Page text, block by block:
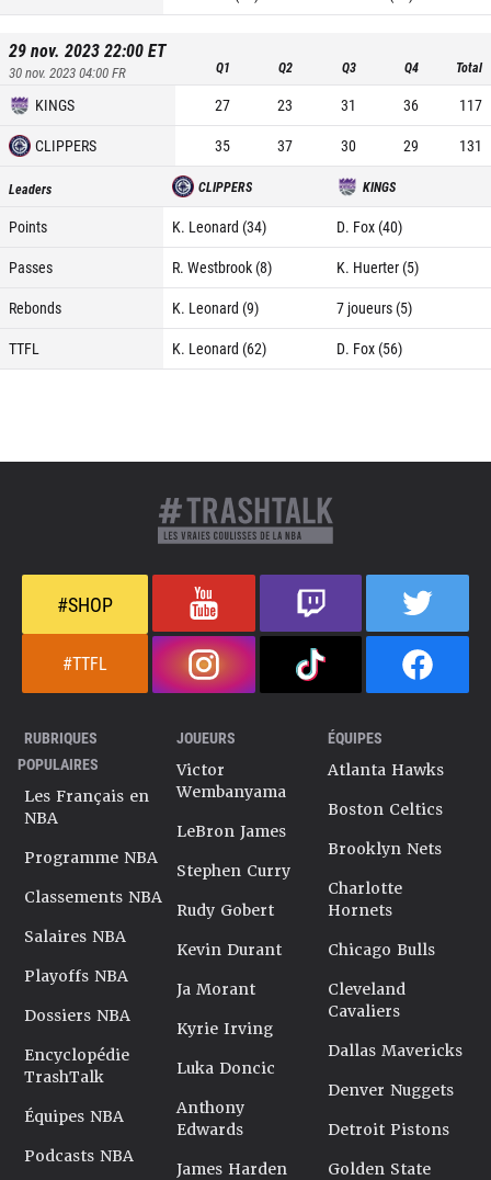
29 nov. 2023 22:00ET
30 nov. 2023 04:00FR Q1 Q2 Q3 Q4 Total
KINGS 27 23 31 36
117
CLIPPERS
35 37 30 29 131
Leaders CLIPPERS KINGS
Points K. Leonard (34)
D. Fox (40)
Passes
R. Westbrook (8)
K. Huerter (5)
Rebonds
K. Leonard (9)
7 joueurs (5)
TTFL
K. Leonard (62) D. Fox (56)
#SHOP
#TTFL
RUBRIQUES
POPULAIRES
Les Français en
NBA
Programme NBA
Classements NBA
Salaires NBA
Playoffs NBA
Dossiers NBA
Encyclopédie
TrashTalk
Équipes NBA
Podcasts NBA
JOUEURS
Victor
Wembanyama
LeBron James
Stephen Curry
Rudy Gobert
Kevin Durant
Ja Morant
Kyrie Irving
Luka Doncic
Anthony
Edwards
James Harden
ÉQUIPES
Atlanta Hawks
Boston Celtics
Brooklyn Nets
Charlotte
Hornets
Chicago Bulls
Cleveland
Cavaliers
Dallas Mavericks
Denver Nuggets
Detroit Pistons
Golden State